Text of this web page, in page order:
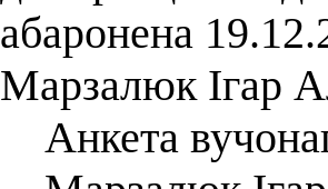
абаронена
Марзалюк Ігар
Анкета